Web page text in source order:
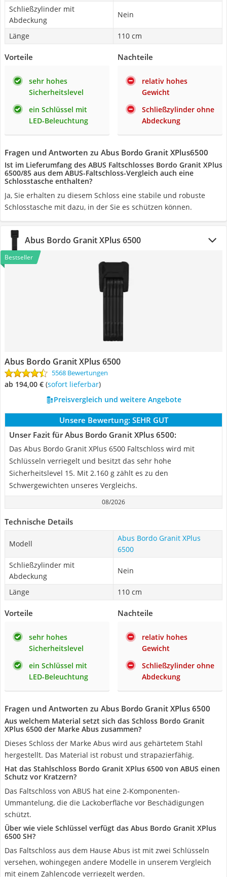
Schließzylinder mit
Abdeckung
Nein
Länge 110 cm
Vorteile
sehr hohes
Sicherheitslevel
ein Schlüssel mit
LED-Beleuchtung
Nachteile
relativ hohes
Gewicht
Schließzylinder ohne
Abdeckung
Fragen und Antworten zu Abus Bordo Granit XPlus6500
Ist im Lieferumfang des ABUS Faltschlosses Bordo Granit XPlus
6500/85 aus dem ABUS-Faltschloss-Vergleich auch eine
Schlosstasche enthalten?
Ja, Sie erhalten zu diesem Schloss eine stabile und robuste
Schlosstasche mit dazu, in der Sie es schützen können.
Abus Bordo Granit XPlus 6500
Bestseller
Abus Bordo Granit XPlus 6500
5568 Bewertungen
ab 194,00 € ( Sofort lieferbar)
Preisvergleich und weitere Angebote
Unsere Bewertung: SEHR GUT
Unser Fazit für Abus Bordo Granit XPlus 6500:
Das Abus Bordo Granit XPlus 6500 Faltschloss wird mit
Schlüsseln verriegelt und besitzt das sehr hohe
Sicherheitslevel 15. Mit 2.160 g zählt es zu den
Schwergewichten unseres Vergleichs.
08/2026
Technische Details
Modell
Abus Bordo Granit XPlus
6500
Schließzylinder mit
Abdeckung
Nein
Länge 110 cm
Vorteile
sehr hohes
Sicherheitslevel
ein Schlüssel mit
LED-Beleuchtung
Nachteile
relativ hohes
Gewicht
Schließzylinder ohne
Abdeckung
Fragen und Antworten zu Abus Bordo Granit XPlus 6500
Aus welchem Material setzt sich das Schloss Bordo Granit
XPlus 6500 der Marke Abus zusammen?
Dieses Schloss der Marke Abus wird aus gehärtetem Stahl
hergestellt. Das Material ist robust und strapazierfähig.
Hat das Stahlschloss Bordo Granit XPlus 6500 von ABUS einen
Schutz vor Kratzern?
Das Faltschloss von ABUS hat eine 2-Komponenten-
Ummantelung, die die Lackoberfläche vor Beschädigungen
schützt.
Über wie viele Schlüssel verfügt das Abus Bordo Granit XPlus
6500 SH?
Das Faltschloss aus dem Hause Abus ist mit zwei Schlüsseln
versehen, wohingegen andere Modelle in unserem Vergleich
mit einem Zahlencode verriegelt werden.